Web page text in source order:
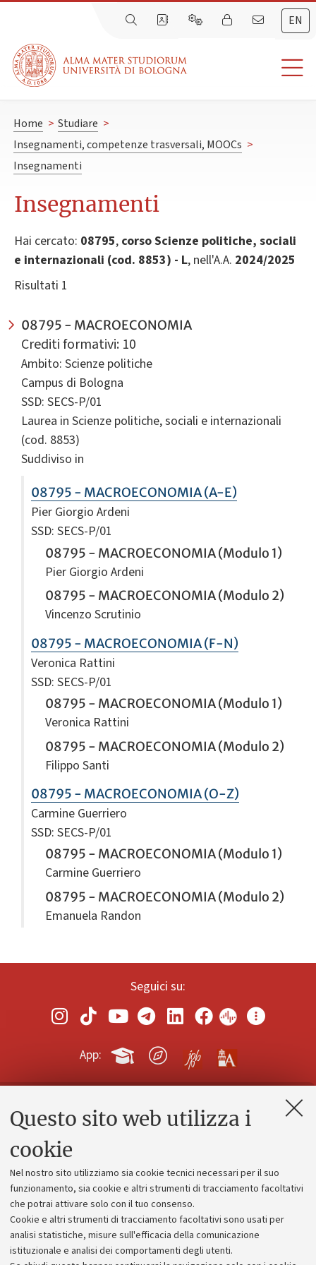
Questo sito web utilizza i
cookie
Nel nostro sito utilizziamo sia cookie tecnici necessari per il suo
funzionamento, sia cookie e altri strumenti di tracciamento facoltativi
che potrai attivare solo con il tuo consenso.
Cookie e altri strumenti di tracciamento facoltativi sono usati per
analisi statistiche, misure sull'efficacia della comunicazione
istituzionale e analisi dei comportamenti degli utenti.
EN
Home > Studiare >
Insegnamenti, competenze trasversali, MOOCs >
Insegnamenti
Insegnamenti
Hai cercato: 08795, corso Scienze politiche, sociali
e internazionali (cod. 8853) - L, nell'A.A. 2024/2025
Risultati 1
08795 - MACROECONOMIA
Crediti formativi: 10
Ambito: Scienze politiche
Campus di Bologna
SSD: SECS-P/01
Laurea in Scienze politiche, sociali e internazionali
(cod. 8853)
Suddiviso in
08795 - MACROECONOMIA (A-E)
Pier Giorgio Ardeni
SSD: SECS-P/01
08795 - MACROECONOMIA (Modulo 1)
Pier Giorgio Ardeni
08795 - MACROECONOMIA (Modulo 2)
Vincenzo Scrutinio
08795 - MACROECONOMIA (F-N)
Veronica Rattini
SSD: SECS-P/01
08795 - MACROECONOMIA (Modulo 1)
Veronica Rattini
08795 - MACROECONOMIA (Modulo 2)
Filippo Santi
08795 - MACROECONOMIA (O-Z)
Carmine Guerriero
SSD: SECS-P/01
08795 - MACROECONOMIA (Modulo 1)
Carmine Guerriero
08795 - MACROECONOMIA (Modulo 2)
Emanuela Randon
Seguici su:
App:
Contatti e PEC
Alumni community
Piano strategico
Bilanci
Donazioni e 5x1000